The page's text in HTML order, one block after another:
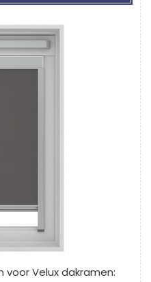
Velux dakramen: